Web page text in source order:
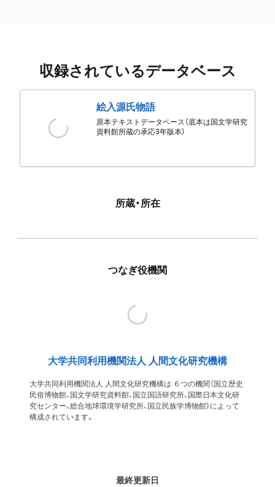
収録されているデータベース
絵入源氏物語
原本テキストデータベース（底本は国文学研究
資料館所蔵の承応3年版本）
所蔵・所在
つなぎ役機関
大学共同利用機関法人 人間文化研究機構
大学共同利用機関法人 人間文化研究機構は ６つの機関（国立歴史
民俗博物館、国文学研究資料館、国立国語研究所、国際日本文化研
究センター、総合地球環境学研究所、国立民族学博物館）によって
構成されています。
最終更新日